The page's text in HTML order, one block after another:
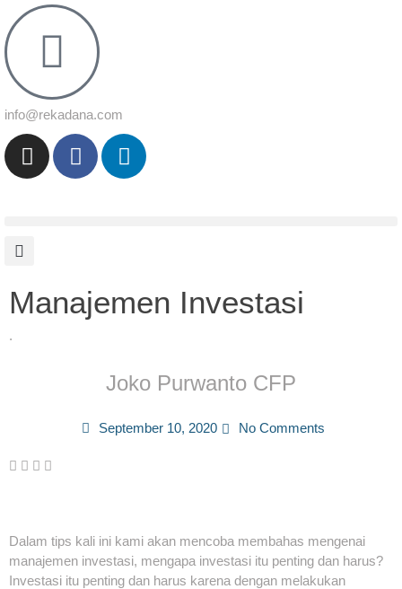
info@rekadana.com
Manajemen Investasi
.
Joko Purwanto CFP
September 10, 2020 No Comments
Dalam tips kali ini kami akan mencoba membahas mengenai
manajemen investasi, mengapa investasi itu penting dan harus?
Investasi itu penting dan harus karena dengan melakukan